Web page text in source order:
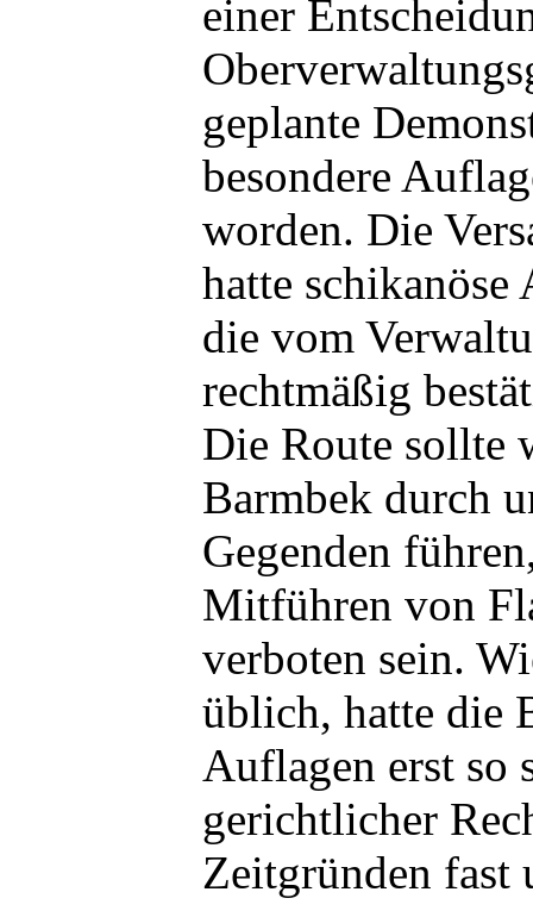
einer
geplante
besondere
worden. Die
hatte schikanöse
die vom
rechtmäßig
Die Route sollte
Barmbek durch
Gegenden
Mitführen von
verboten sein.
üblich, hatte die
Auflagen erst so
gerichtlicher
Zeitgründen fast